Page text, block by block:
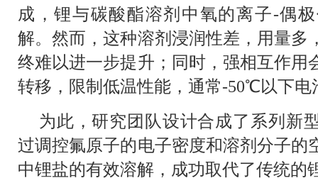
成，锂与碳酸酯溶剂中氧的离子-偶
解。然而，这种溶剂浸润性差，用量多
终难以进一步提升；同时，强相互作用
转移，限制低温性能，通常-50℃以下电
为此，研究团队设计合成了系列新
过调控氟原子的电子密度和溶剂分子的
中锂盐的有效溶解，成功取代了传统的